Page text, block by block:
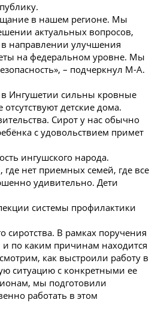
в нашем регионе. Мы
актуальных вопросов,
в направлении улучшения
на федеральном уровне. Мы
– подчеркнул М-А.
Ингушетии сильны кровные
детские дома.
Сирот у нас обычно
с удовольствием примет
ингушского народа.
нет приемных семей, где все
удивительно. Дети
системы профилактики
сиротства. В рамках поручения
и по каким причинам находится
как выстроили работу в
ситуацию с конкретными ее
мы подготовили
работать в этом